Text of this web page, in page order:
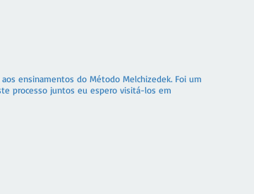
ensinamentos do Método Melchizedek. Foi um
processo juntos eu espero visitá-los em